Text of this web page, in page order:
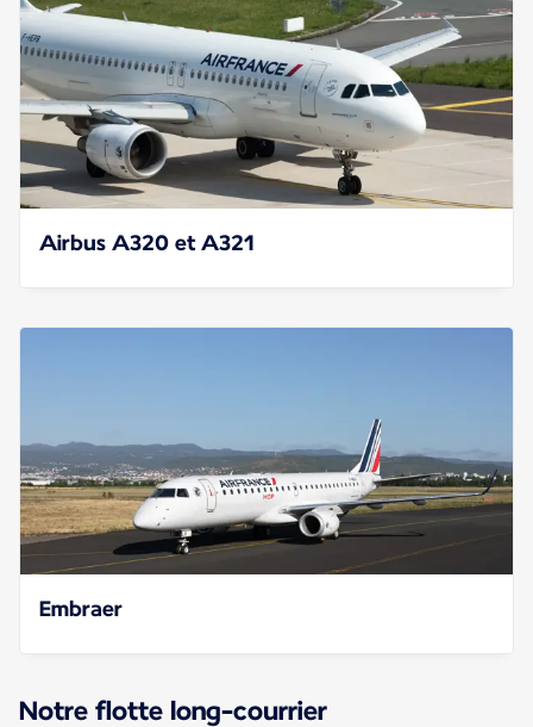
Airbus A320 et A321
Embraer
Notre flotte long-courrier